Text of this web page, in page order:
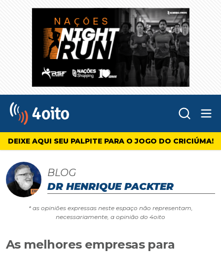
4oito
DEIXE AQUI SEU PALPITE PARA O JOGO DO CRICIÚMA!
BLOG
DR HENRIQUE PACKTER
* as opiniões expressas neste espaço não representam,
necessariamente, a opinião do 4oito
As melhores empresas para